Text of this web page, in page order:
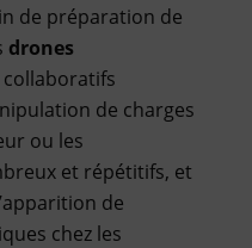
de préparation de
drones
collaboratifs
de charges
ou les
et répétitifs, et
de
chez les